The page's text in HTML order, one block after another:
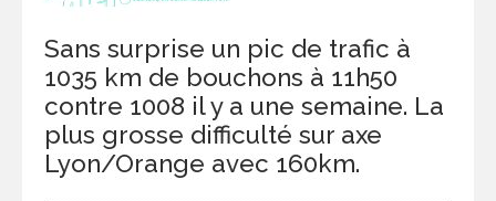
Sans surprise un pic de trafic à
1035 km de bouchons à 11h50
contre 1008 il y a une semaine. La
plus grosse difficulté sur axe
Lyon/Orange avec 160km.